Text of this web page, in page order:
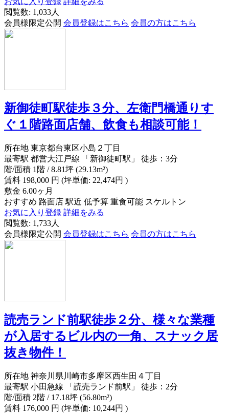
閲覧数: 1,033人
会員様限定公開 会員登録はこちら 会員の方はこちら
新御徒町駅徒歩３分、左衛門橋通りす
ぐ１階路面店舗、飲食も相談可能！
所在地 東京都台東区小島２丁目
最寄駅 都営大江戸線 「新御徒町駅」 徒歩：3分
階/面積 1階 / 8.81坪 (29.13m²)
賃料 198,000 円 (坪単価: 22,474円 )
敷金 6.00ヶ月
おすすめ 路面店 駅近 低予算 重食可能 スケルトン
お気に入り登録 詳細をみる
閲覧数: 1,733人
会員様限定公開 会員登録はこちら 会員の方はこちら
読売ランド前駅徒歩２分、様々な業種
が入居するビル内の一角、スナック居
抜き物件！
所在地 神奈川県川崎市多摩区西生田４丁目
最寄駅 小田急線 「読売ランド前駅」 徒歩：2分
階/面積 2階 / 17.18坪 (56.80m²)
賃料 176,000 円 (坪単価: 10,244円 )